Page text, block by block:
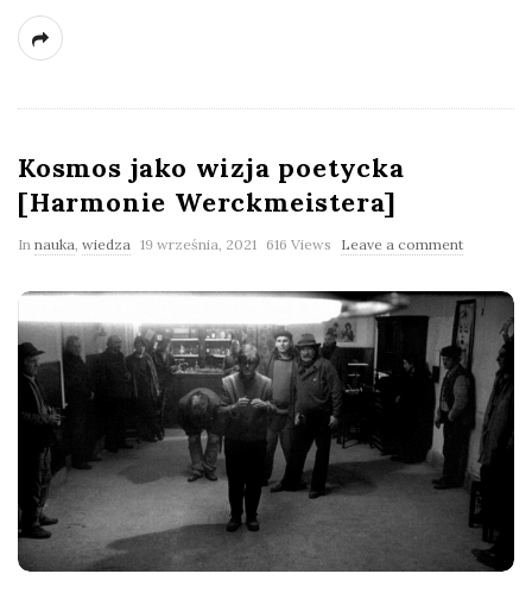
Kosmos jako wizja poetycka
[Harmonie Werckmeistera]
In nauka, wiedza 19 września, 2021 616 Views Leave a comment